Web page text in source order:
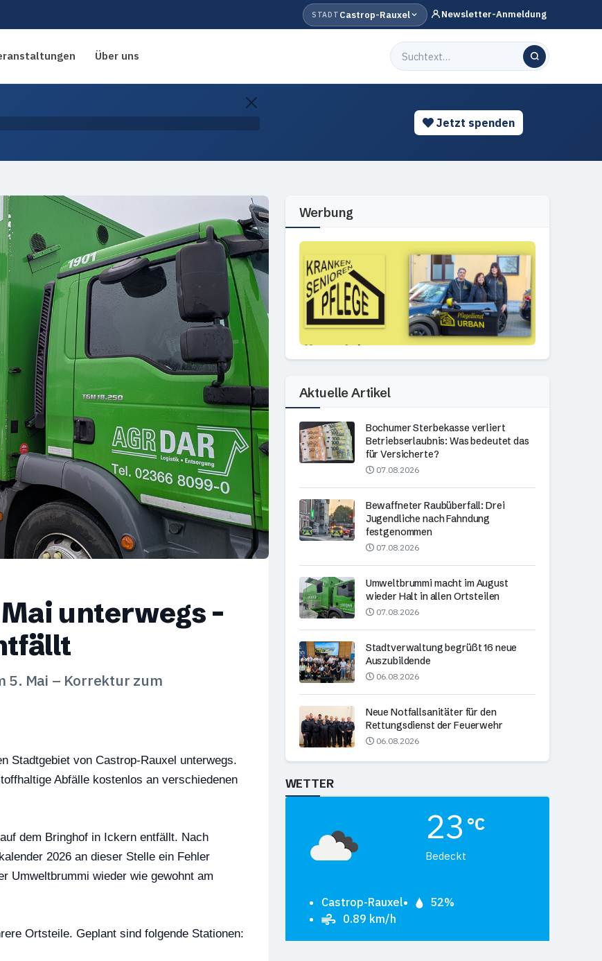
STADT Castrop-Rauxel Newsletter-Anmeldung
Über uns
Jetzt spenden
unterwegs –
5. Mai – Korrektur zum
Stadtgebiet von Castrop-Rauxel unterwegs.
Abfälle kostenlos an verschiedenen
dem Bringhof in Ickern entfällt. Nach
2026 an dieser Stelle ein Fehler
Umweltbrummi wieder wie gewohnt am
Ortsteile. Geplant sind folgende Stationen:
Werbung
Aktuelle Artikel
Bochumer Sterbekasse verliert
Betriebserlaubnis: Was bedeutet das
für Versicherte?
07.08.2026
Bewaffneter Raubüberfall: Drei
Jugendliche nach Fahndung
festgenommen
07.08.2026
Umweltbrummi macht im August
wieder Halt in allen Ortsteilen
07.08.2026
Stadtverwaltung begrüßt 16 neue
Auszubildende
06.08.2026
Neue Notfallsanitäter für den
Rettungsdienst der Feuerwehr
06.08.2026
WETTER
23
°C
Bedeckt
Castrop-Rauxel
52%
0.89 km/h